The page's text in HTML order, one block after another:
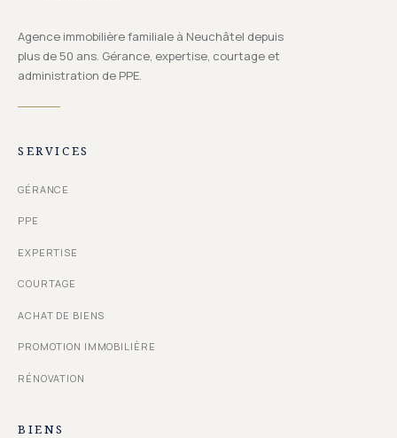
Agence immobilière familiale à Neuchâtel depuis
plus de 50 ans. Gérance, expertise, courtage et
administration de PPE.
SERVICES
GÉRANCE
PPE
EXPERTISE
COURTAGE
ACHAT DE BIENS
PROMOTION IMMOBILIÈRE
RÉNOVATION
BIENS